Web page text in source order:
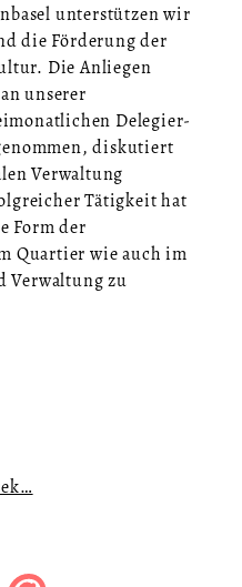
unterstützen wir
die Förderung der
Die Anliegen
unserer
De­le­gier­
diskutiert
Verwaltung
Tätigkeit hat
Form der
Quartier wie auch im
Verwaltung zu